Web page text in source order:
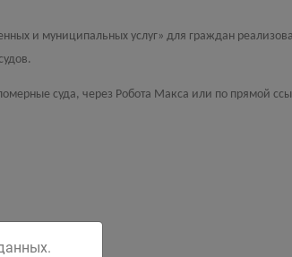
и муниципальных услуг» для граждан
суда, через Робота Макса или по прямой